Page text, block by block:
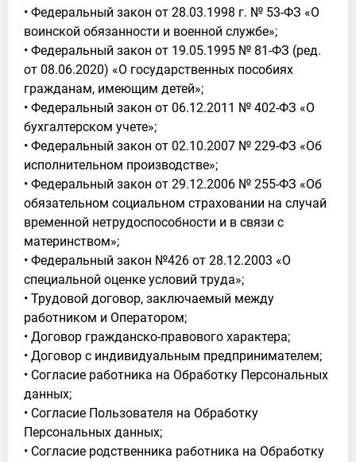
• Федеральный закон от 28.03.1998 г. № 53-ФЗ «О
воинской обязанности и военной службе»;
• Федеральный закон от 19.05.1995 № 81-ФЗ (ред.
от 08.06.2020) «О государственных пособиях
гражданам, имеющим детей»;
• Федеральный закон от 06.12.2011 № 402-ФЗ «О
бухгалтерском учете»;
• Федеральный закон от 02.10.2007 № 229-ФЗ «Об
исполнительном производстве»;
• Федеральный закон от 29.12.2006 № 255-ФЗ «Об
обязательном социальном страховании на случай
временной нетрудоспособности и в связи с
материнством»;
• Федеральный закон №426 от 28.12.2003 «О
специальной оценке условий труда»;
• Трудовой договор, заключаемый между
работником и Оператором;
• Договор гражданско-правового характера;
• Договор с индивидуальным предпринимателем;
• Согласие работника на Обработку Персональных
данных;
• Согласие Пользователя на Обработку
Персональных данных;
• Согласие родственника работника на Обработку